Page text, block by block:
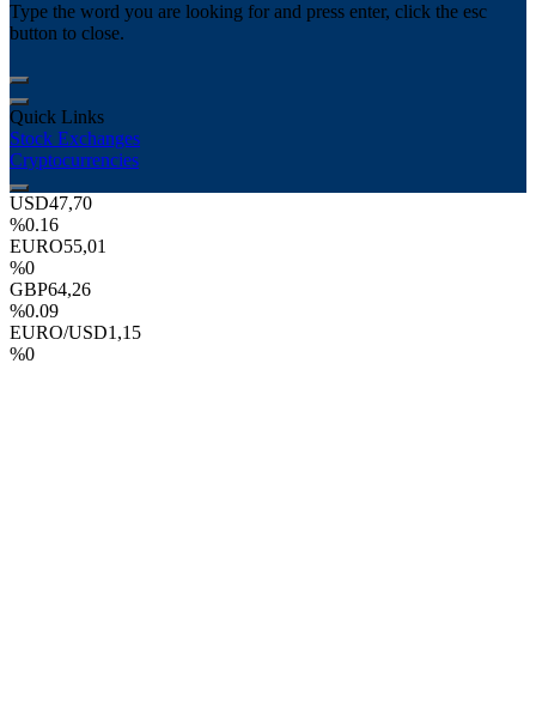
Type the word you are looking for and press enter, click the esc
button to close.
Quick Links
Stock Exchanges
Cryptocurrencies
USD47,70
%0.16
EURO55,01
%0
GBP64,26
%0.09
EURO/USD1,15
%0